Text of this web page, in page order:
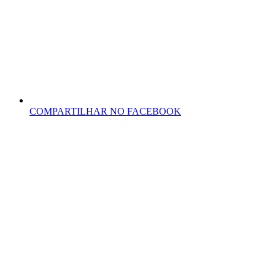
COMPARTILHAR NO FACEBOOK